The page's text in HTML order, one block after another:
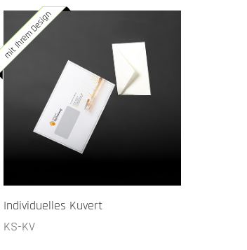
mit Ihrem Design
Individuelles Kuvert
KS-KV